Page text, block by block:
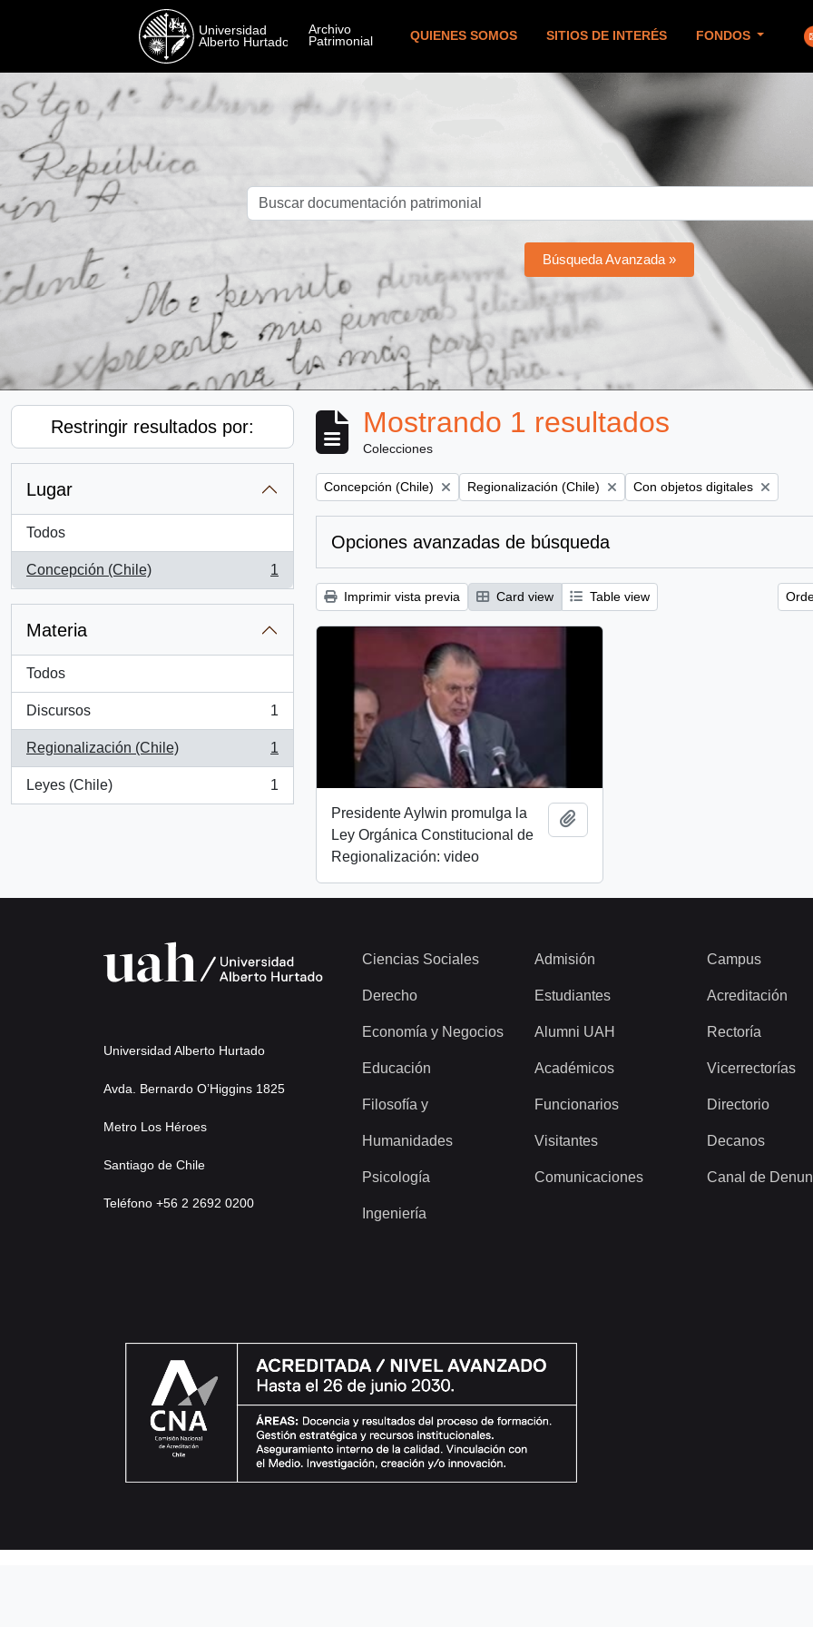
QUIENES SOMOS SITIOS DE INTERÉS FONDOS
Búsqueda Avanzada »
Restringir resultados por:
Lugar
Todos
Concepción (Chile)
, 1 resultados
1
Materia
Todos
Discursos
, 1 resultados
1
Regionalización (Chile)
, 1 resultados
1
Leyes (Chile)
, 1 resultados
1
Mostrando 1 resultados
Colecciones
Remove filter:
Concepción (Chile) Remove filter:
Regionalización (Chile) Remove filter:
Con objetos digitales
Opciones avanzadas de búsqueda
Imprimir vista previa Card view Table view
Presidente Aylwin promulga la
Ley Orgánica Constitucional de
Regionalización: video
Universidad Alberto Hurtado
Avda. Bernardo O’Higgins 1825
Metro Los Héroes
Santiago de Chile
Teléfono +56 2 2692 0200
Ciencias Sociales
Derecho
Economía y Negocios
Educación
Filosofía y
Humanidades
Psicología
Ingeniería
Admisión
Estudiantes
Alumni UAH
Académicos
Funcionarios
Visitantes
Comunicaciones
Campus
Acreditación
Rectoría
Vicerrectorías
Directorio
Decanos
Canal de